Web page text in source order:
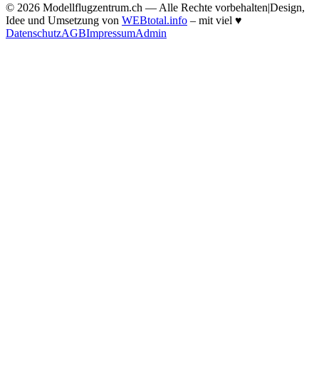
© 2026 Modellflugzentrum.ch — Alle Rechte vorbehalten|Design,
Idee und Umsetzung von WEBtotal.info – mit viel ♥
DatenschutzAGBImpressumAdmin